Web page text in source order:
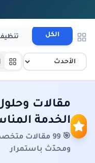
الكل
مقالات
الخدمة
🎯 99 مقالات
ومحدّث باستمرار